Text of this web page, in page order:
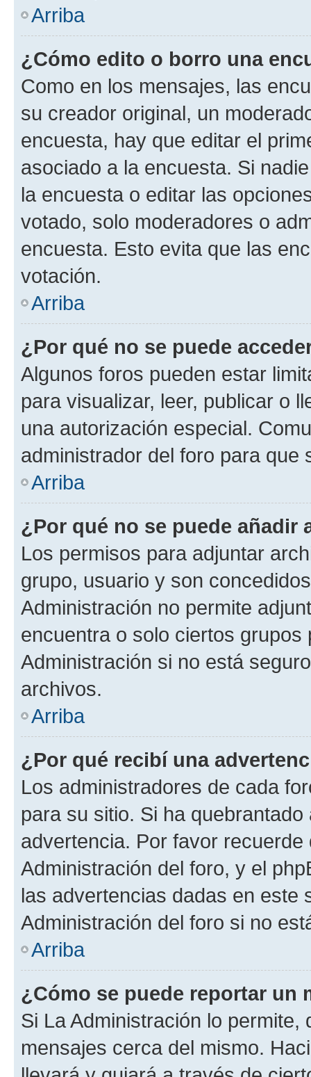
Arriba
¿Cómo edito o borro una
Como en los mensajes, las
su creador original, un
encuesta, hay que editar el
asociado a la encuesta. Si
la encuesta o editar las
votado, solo moderadores o
encuesta. Esto evita que las
votación.
Arriba
¿Por qué no se puede
Algunos foros pueden estar
para visualizar, leer, publicar o
una autorización especial.
administrador del foro para que
Arriba
¿Por qué no se puede añadir
Los permisos para adjuntar
grupo, usuario y son
Administración no permite
encuentra o solo ciertos
Administración si no está
archivos.
Arriba
¿Por qué recibí una
Los administradores de cada
para su sitio. Si ha
advertencia. Por favor
Administración del foro, y el
las advertencias dadas en este
Administración del foro si no
Arriba
¿Cómo se puede reportar un
Si La Administración lo
mensajes cerca del mismo.